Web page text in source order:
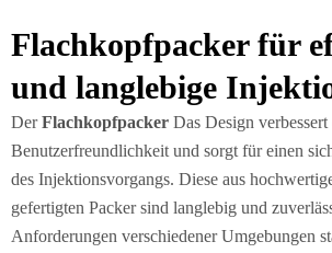
Flachkopfpacker für
und langlebige
DerFlachkopfpacker Das Design verbessert
Benutzerfreundlichkeit und sorgt für einen
des Injektionsvorgangs. Diese aus
gefertigten Packer sind langlebig und
Anforderungen verschiedener Umgebungen